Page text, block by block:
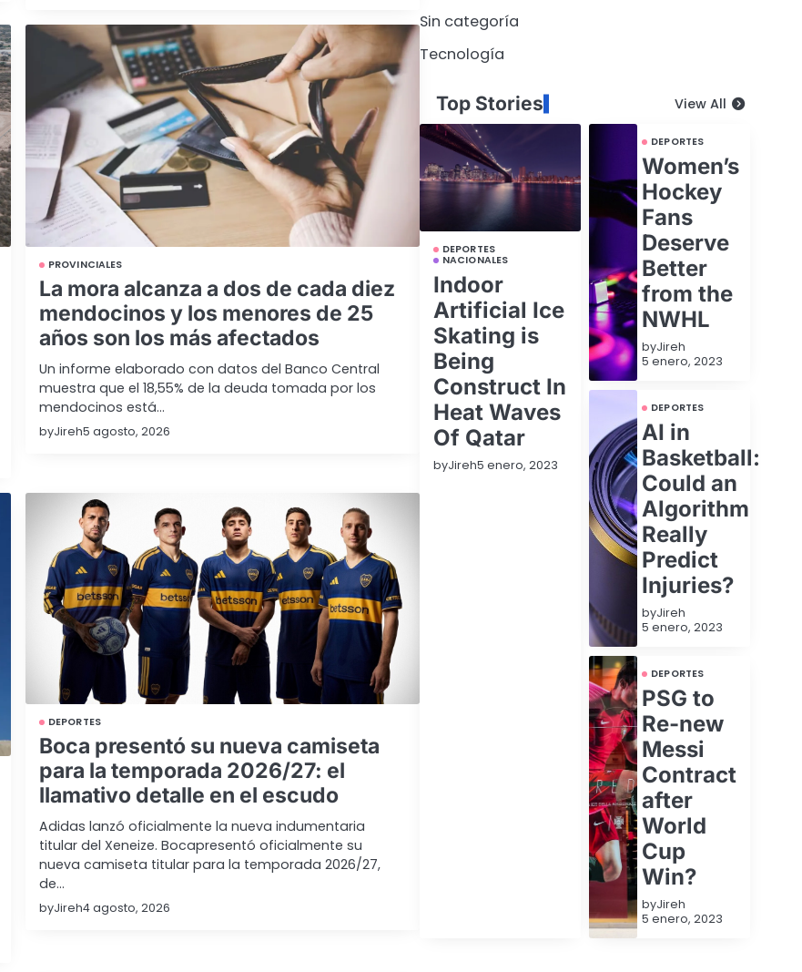
PROVINCIALES
La mora alcanza a dos de cada diez
mendocinos y los menores de 25
años son los más afectados
Un informe elaborado con datos del Banco Central
muestra que el 18,55% de la deuda tomada por los
mendocinos está…
byJireh5 agosto, 2026
DEPORTES
Boca presentó su nueva camiseta
para la temporada 2026/27: el
llamativo detalle en el escudo
Adidas lanzó oficialmente la nueva indumentaria
titular del Xeneize. Bocapresentó oficialmente su
nueva camiseta titular para la temporada 2026/27,
de…
byJireh4 agosto, 2026
Sin categoría
Tecnología
Top Stories View All
DEPORTES
NACIONALES
Indoor
Artificial Ice
Skating is
Being
Construct In
Heat Waves
Of Qatar
byJireh5 enero, 2023
DEPORTES
Women’s
Hockey
Fans
Deserve
Better
from the
NWHL
byJireh
5 enero, 2023
DEPORTES
AI in
Basketball:
Could an
Algorithm
Really
Predict
Injuries?
byJireh
5 enero, 2023
DEPORTES
PSG to
Re-new
Messi
Contract
after
World
Cup
Win?
byJireh
5 enero, 2023